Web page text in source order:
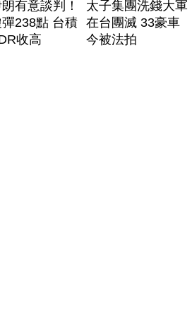
有意談判！
238點 台積
收高
太子集團洗錢大軍
在台團滅 33豪車
今被法拍